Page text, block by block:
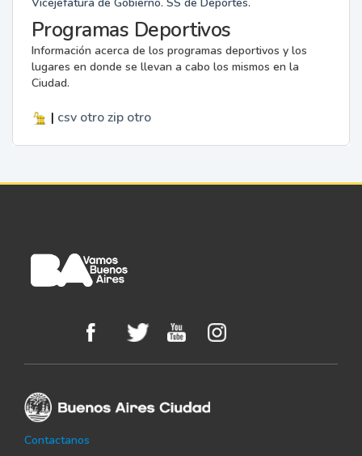
Programas Deportivos
Información acerca de los programas deportivos y los
lugares en donde se llevan a cabo los mismos en la
Ciudad.
| csv otro zip otro
Contactanos